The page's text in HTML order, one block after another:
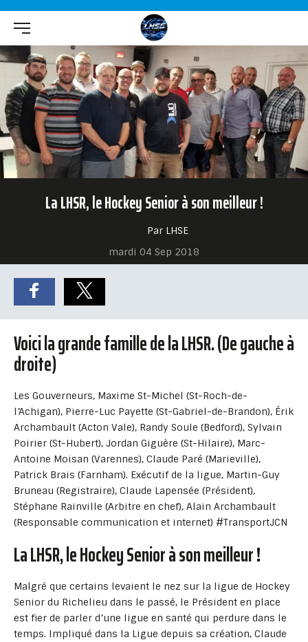
La LHSR, le Hockey Senior à son meilleur !
Par LHSE
mardi 04 Sep 2018
Voici la grande famille de la LHSR. (De gauche à
droite)
Les Gouverneurs, Maxime St-Michel (St-Roch-de-
l’Achigan), Pierre-Luc Payette (St-Gabriel-de-Brandon), Érik
Archambault (Acton Vale), Randy Soule (Bedford), Sylvain
Poirier (St-Hubert), Jordan Giguère (St-Hilaire), Marc-
Antoine Moisan (Varennes), Claude Paré (Marieville),
Patrick Brais (Farnham). Exécutif de la ligue, Martin-Guy
Bruneau (Registraire), Claude Lapensée (Président),
Stéphane Rainville (Arbitre en chef), Alain Archambault
(Responsable communication et internet) #TransportJCN
La LHSR, le Hockey Senior à son meilleur !
Malgré que certains levaient le nez sur la ligue de Hockey
Senior du Richelieu dans le passé, le Président en place
est fier de parler d’une ligue en santé qui perdure dans le
temps. Impliqué dans la Ligue depuis sa création, Claude